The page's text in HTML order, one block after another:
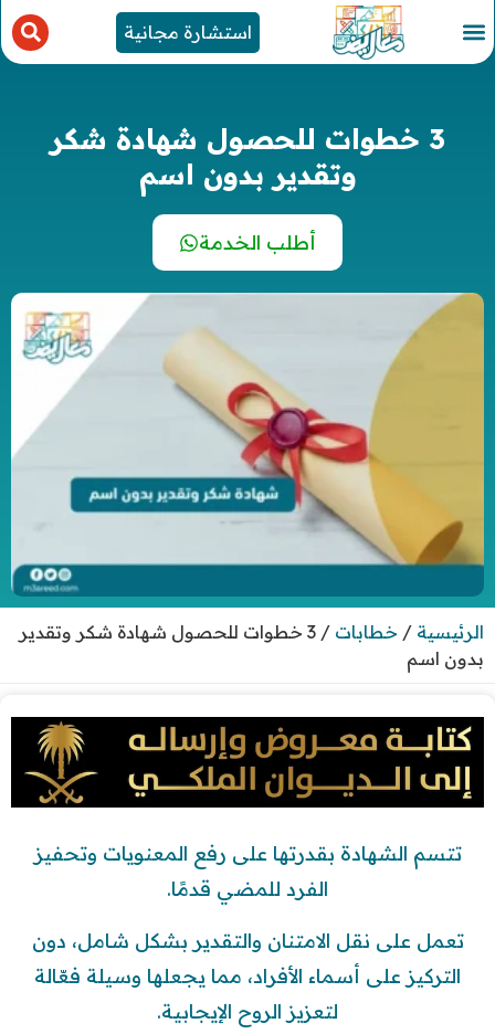
استشارة مجانية
3 خطوات للحصول شهادة شكر
وتقدير بدون اسم
أطلب الخدمة
الرئيسية / خطابات /
3 خطوات للحصول شهادة شكر وتقدير
بدون اسم
تتسم الشهادة بقدرتها على رفع المعنويات وتحفيز
الفرد للمضي قدمًا.
تعمل على نقل الامتنان والتقدير بشكل شامل، دون
التركيز على أسماء الأفراد، مما يجعلها وسيلة فعّالة
لتعزيز الروح الإيجابية.